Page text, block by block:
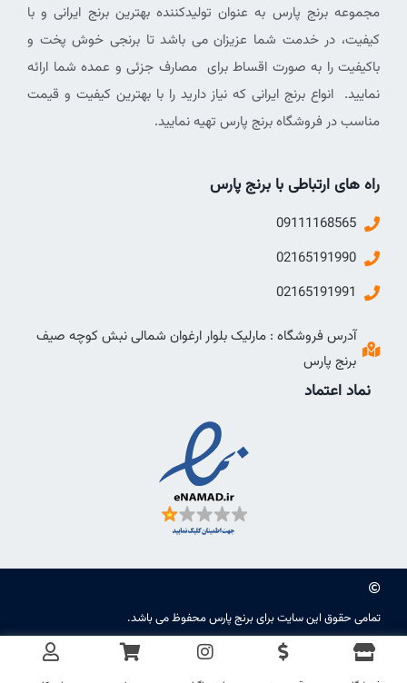
مجموعه برنج پارس به عنوان تولیدکننده بهترین برنج ایرانی و با
کیفیت، در خدمت شما عزیزان می باشد تا برنجی خوش پخت و
باکیفیت را به صورت اقساط برای مصارف جزئی و عمده شما ارائه
نمایید. انواع برنج ایرانی که نیاز دارید را با بهترین کیفیت و قیمت
مناسب در فروشگاه برنج پارس تهیه نمایید.
راه های ارتباطی با برنج پارس
09111168565
02165191990
02165191991
آدرس فروشگاه : مارلیک بلوار ارغوان شمالی نبش کوچه صیف
برنج پارس
نماد اعتماد
تمامی حقوق این سایت برای برنج پارس محفوظ می باشد.